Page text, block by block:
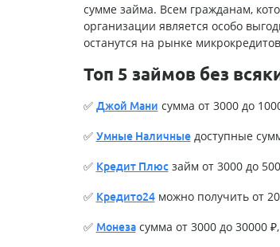
сумме займа. Всем гражданам,
организации является особо
останутся на рынке
Топ 5 займов без
✅ Джой Мани сумма от 3000 до
✅ Умные Наличныедоступные
✅ Кредит Плюсзайм от 3000 до
✅ Кредито24можно получить от
✅ Монезасумма от 3000 до 30000 ₽,